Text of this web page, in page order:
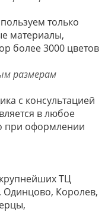
только
материалы,
более 3000 цветов
с консультацией
в любое
при оформлении
ТЦ
Королев,